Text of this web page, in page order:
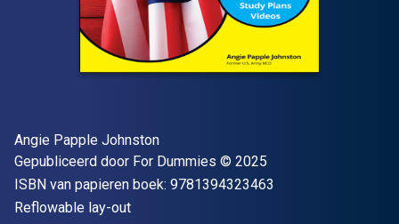
Auteur(s)
Angie Papple Johnston
Uitgever
Gepubliceerd door For Dummies Copyright
© 2025
ISBN van papieren boek: 9781394323463
Indeling
Reflowable lay-out